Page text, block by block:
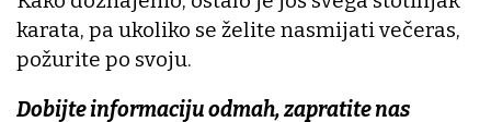
karata, pa ukoliko se želite nasmijati večeras,
požurite po svoju.
Dobijte informaciju odmah, zapratite nas